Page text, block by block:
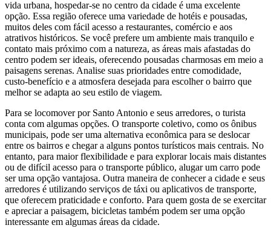
vida urbana, hospedar-se no centro da cidade é uma excelente
opção. Essa região oferece uma variedade de hotéis e pousadas,
muitos deles com fácil acesso a restaurantes, comércio e aos
atrativos históricos. Se você prefere um ambiente mais tranquilo e
contato mais próximo com a natureza, as áreas mais afastadas do
centro podem ser ideais, oferecendo pousadas charmosas em meio a
paisagens serenas. Analise suas prioridades entre comodidade,
custo-benefício e a atmosfera desejada para escolher o bairro que
melhor se adapta ao seu estilo de viagem.
Para se locomover por Santo Antonio e seus arredores, o turista
conta com algumas opções. O transporte coletivo, como os ônibus
municipais, pode ser uma alternativa econômica para se deslocar
entre os bairros e chegar a alguns pontos turísticos mais centrais. No
entanto, para maior flexibilidade e para explorar locais mais distantes
ou de difícil acesso para o transporte público, alugar um carro pode
ser uma opção vantajosa. Outra maneira de conhecer a cidade e seus
arredores é utilizando serviços de táxi ou aplicativos de transporte,
que oferecem praticidade e conforto. Para quem gosta de se exercitar
e apreciar a paisagem, bicicletas também podem ser uma opção
interessante em algumas áreas da cidade.